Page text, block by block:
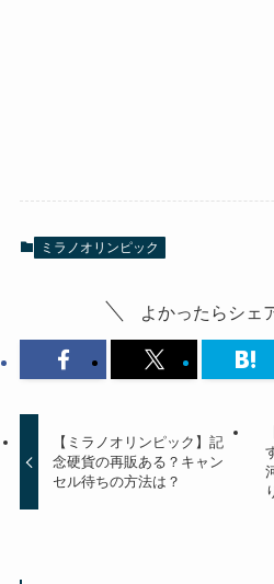
ミラノオリンピック
よかったらシェ
【ミラノオリンピック】記
念硬貨の再販ある？キャン
セル待ちの方法は？